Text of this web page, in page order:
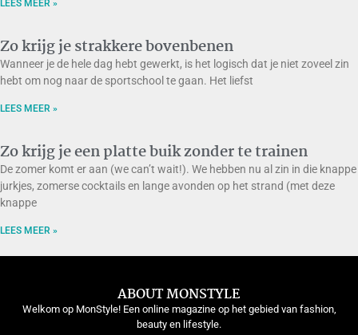
LEES MEER »
Zo krijg je strakkere bovenbenen
Wanneer je de hele dag hebt gewerkt, is het logisch dat je niet zoveel zin
hebt om nog naar de sportschool te gaan. Het liefst
LEES MEER »
Zo krijg je een platte buik zonder te trainen
De zomer komt er aan (we can’t wait!). We hebben nu al zin in die knappe
jurkjes, zomerse cocktails en lange avonden op het strand (met deze
knappe
LEES MEER »
ABOUT MONSTYLE
Welkom op MonStyle! Een online magazine op het gebied van fashion,
beauty en lifestyle.